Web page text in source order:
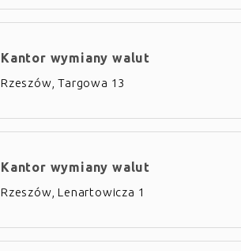
Kantor wymiany walut
Rzeszów, Targowa 13
Kantor wymiany walut
Rzeszów, Lenartowicza 1